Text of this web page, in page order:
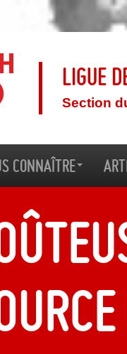
Ligue
Section
connaître